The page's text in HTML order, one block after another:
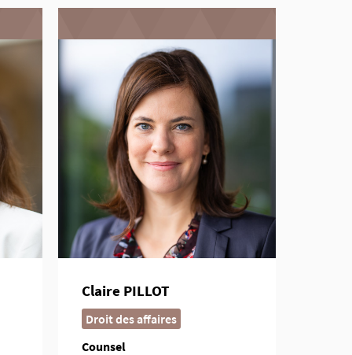
Claire PILLOT
Droit des affaires
Counsel